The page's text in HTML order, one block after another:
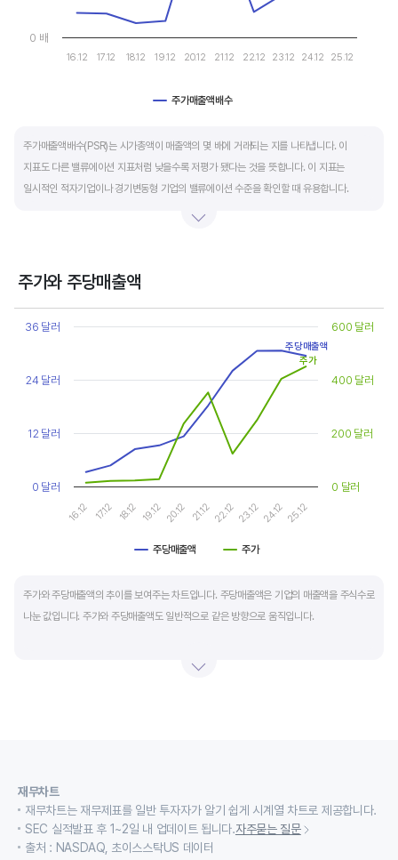
주가매출액배수
16.12 17.12 18.12 19.12 20.12 21.12 22.12 23.12 24.12 25.12
0 배
주가매출액배수(PSR)는 시가총액이 매출액의 몇 배에 거래되는 지를 나타냅니다. 이
지표도 다른 밸류에이션 지표처럼 낮을수록 저평가 됐다는 것을 뜻합니다. 이 지표는
일시적인 적자기업이나 경기변동형 기업의 밸류에이션 수준을 확인할 때 유용합니다.
주가와 주당매출액
Chart
Line chart with 2 lines.
The chart has 1 X axis displaying categories.
The chart has 2 Y axes displaying values, and values.
주당매출액 주가
16.12 17.12 18.12 19.12 20.12 21.12 22.12 23.12 24.12 25.12
0 달러
12 달러
24 달러
36 달러
0 달러
200 달러
400 달러
600 달러
주당매출액
주가
주가와 주당매출액의 추이를 보여주는 차트입니다. 주당매출액은 기업의 매출액을 주식수로
나눈 값입니다. 주가와 주당매출액도 일반적으로 같은 방향으로 움직입니다.
재무차트
재무차트는 재무제표를 일반 투자자가 알기 쉽게 시계열 차트로 제공합니다.
SEC 실적발표 후 1~2일 내 업데이트 됩니다.자주묻는 질문
출처 : NASDAQ, 초이스스탁US 데이터